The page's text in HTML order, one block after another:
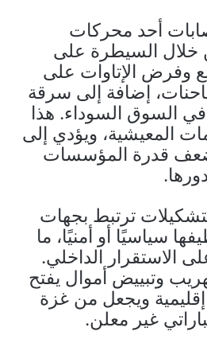
أحد محركات
خلال السيطرة على
وفرض الإتاوات على
إضافة إلى سرقة
السوق السوداء. هذا
المعيشية، ويؤدي إلى
قدرة المؤسسات
ترتبط بجهات
سياسيًا أو أمنيًا، ما
الاستقرار الداخلي.
وتبييض أموال يفتح
ويجعل من غزة
غير معلن.